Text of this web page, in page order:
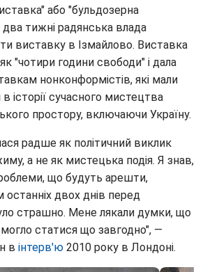
або "бульдозерна
тижні радянська влада
виставку в Ізмайлово. Виставка
"чотири години свободи" і дала
нонконформістів, які мали
історії сучасного мистецтва
простору, включаючи Україну.
радше як політичний виклик
а не як мистецька подія. Я знав,
що будуть арешти,
двох днів перед
страшно. Мене лякали думки, що
статися що завгодно", —
в інтерв'ю 2010 року в Лондоні.